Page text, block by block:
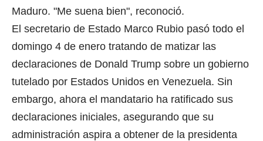
Maduro. "Me suena bien", reconoció.
El secretario de Estado Marco Rubio pasó todo el
domingo 4 de enero tratando de matizar las
declaraciones de Donald Trump sobre un gobierno
tutelado por Estados Unidos en Venezuela. Sin
embargo, ahora el mandatario ha ratificado sus
declaraciones iniciales, asegurando que su
administración aspira a obtener de la presidenta